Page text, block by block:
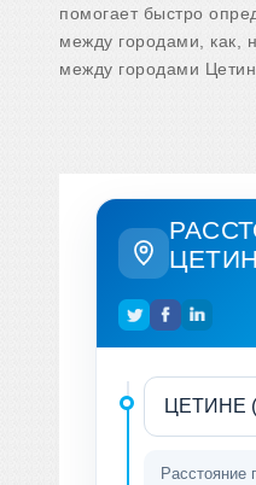
помогает быстро
между городами, как,
между городами
Расстояние